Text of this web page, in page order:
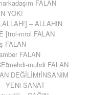
FALAN
YOK!
– ALLAHIN
[trol-mrol FALAN
FALAN
FALAN
muhdi FALAN
DEĞİLİM❗İNSANIM
YENi SANAT